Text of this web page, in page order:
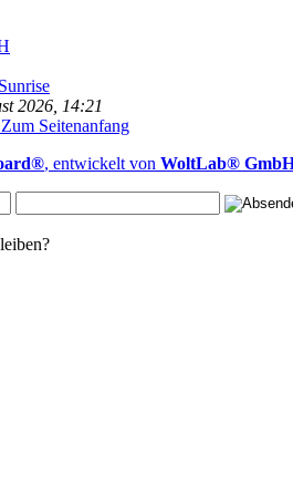
2026, 14:21
Zum Seitenanfang
, entwickelt von WoltLab®